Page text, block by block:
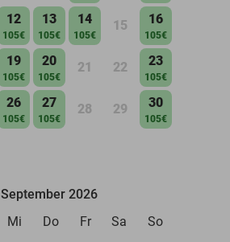
12
105€
13
105€
14
105€
15 16
105€
19
105€
20
105€
21 22 23
105€
26
105€
27
105€
28 29 30
105€
September 2026
Mi Do Fr Sa So